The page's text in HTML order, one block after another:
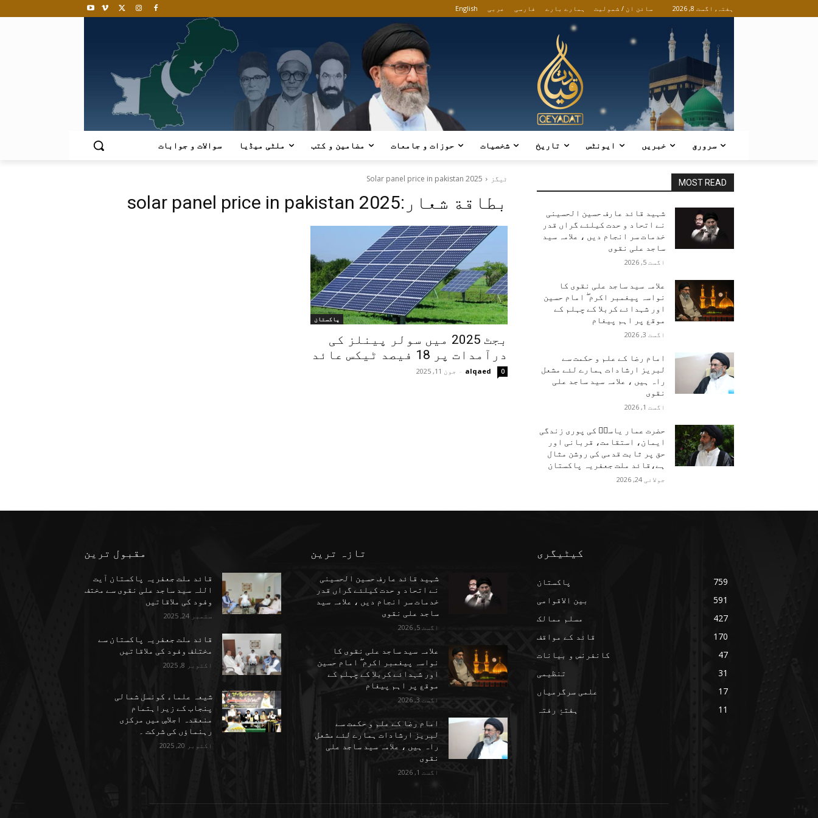
ہفتہ, اگست 8, 2026 سائن ان / شمولیت English عربی فارسی ہمارے بارے
سرورق خبریں ایونٹس تاریخ شخصیات حوزات و جامعات مضامین و کتب ملٹی میڈیا سوالات و جوابات
ٹیگز Solar panel price in pakistan 2025
بطاقة شعار:solar panel price in pakistan 2025
پاکستان
بجٹ 2025 میں سولر پینلز کی
درآمدات پر 18 فیصد ٹیکس عائد
alqaed
- جون 11, 2025 0
MOST READ
شہید قائد عارف حسین الحسینی
نے اتحاد و حدت کیلئے گراں قدر
خدمات سر انجام دیں ، علامہ سید
ساجد علی نقوی
اگست 5, 2026
علامہ سید ساجد علی نقوی کا
نواسہ پیغمبر اکرم ۖ امام حسین
اور شہدائے کربلا کے چہلم کے
موقع پر اہم پیغام
اگست 3, 2026
امام رضا کے علم و حکمت سے
لبریز ارشادات ہمارے لئے مشعل
راہ ہیں ، علامہ سید ساجد علی
نقوی
اگست 1, 2026
حضرت عمار یاسرؑ کی پوری زندگی
ایمان، استقامت، قربانی اور
حق پر ثابت قدمی کی روشن مثال
ہے،قائد ملت جعفریہ پاکستان
جولائی 24, 2026
مقبول ترین
قائد ملت جعفریہ پاکستان آیت
اللہ سید ساجد علی نقوی سے مختف
وفود کی ملاقاتیں
ستمبر 24, 2025
قائد ملت جعفریہ پاکستان سے
مختلف وفود کی ملاقاتیں
اکتوبر 8, 2025
شیعہ علماء کونسل شمالی
پنجاب کے زیراہتمام
منعقدہ اجلاسِ میں مرکزی
رہنماؤں کی شرکت ۔
اکتوبر 20, 2025
تازہ ترین
شہید قائد عارف حسین الحسینی
نے اتحاد و حدت کیلئے گراں قدر
خدمات سر انجام دیں ، علامہ سید
ساجد علی نقوی
اگست 5, 2026
علامہ سید ساجد علی نقوی کا
نواسہ پیغمبر اکرم ۖ امام حسین
اور شہدائے کربلا کے چہلم کے
موقع پر اہم پیغام
اگست 3, 2026
امام رضا کے علم و حکمت سے
لبریز ارشادات ہمارے لئے مشعل
راہ ہیں ، علامہ سید ساجد علی
نقوی
اگست 1, 2026
کیٹیگری
پاکستان
759
بین الاقوامی
591
مسلم ممالک
427
قائد کے مواقف
170
کانفرنس و بیانات
47
تنظیمی
31
علمی سرگرمیاں
17
ہفتۂِ رفتہ
11